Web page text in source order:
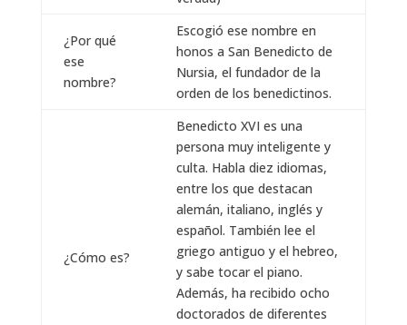
¿Por qué
ese
nombre?
Escogió ese nombre en
honos a San Benedicto de
Nursia, el fundador de la
orden de los benedictinos.
¿Cómo es?
Benedicto XVI es una
persona muy inteligente y
culta. Habla diez idiomas,
entre los que destacan
alemán, italiano, inglés y
español. También lee el
griego antiguo y el hebreo,
y sabe tocar el piano.
Además, ha recibido ocho
doctorados de diferentes